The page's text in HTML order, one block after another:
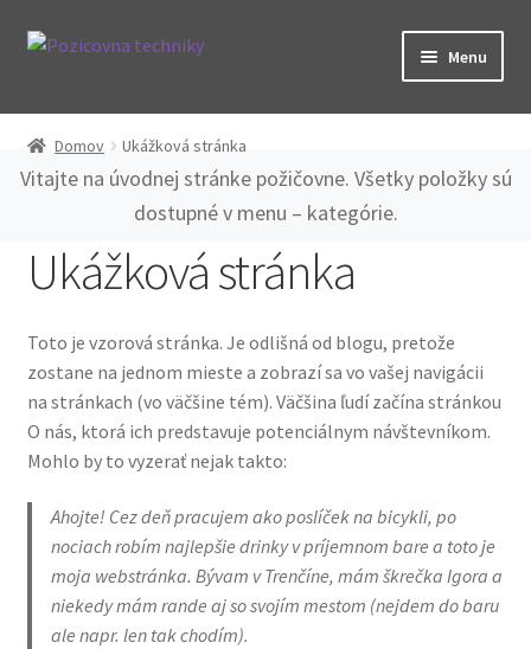
Preskočiť
Preskočiť
Menu
Kategórie
O nás
Kontakt
Domov Ukážková stránka
Vitajte na úvodnej stránke požičovne. Všetky položky sú
dostupné v menu – kategórie.
Ukážková stránka
Toto je vzorová stránka. Je odlišná od blogu, pretože
zostane na jednom mieste a zobrazí sa vo vašej navigácii
na stránkach (vo väčšine tém). Väčšina ľudí začína stránkou
O nás, ktorá ich predstavuje potenciálnym návštevníkom.
Mohlo by to vyzerať nejak takto:
Ahojte! Cez deň pracujem ako poslíček na bicykli, po
nociach robím najlepšie drinky v príjemnom bare a toto je
moja webstránka. Bývam v Trenčíne, mám škrečka Igora a
niekedy mám rande aj so svojím mestom (nejdem do baru
ale napr. len tak chodím).